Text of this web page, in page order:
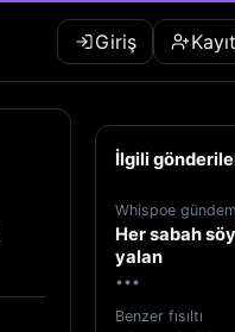
Giriş
İlgili
Whispoe gündem
Her sabah
yalan
•••
Benzer fısıltı